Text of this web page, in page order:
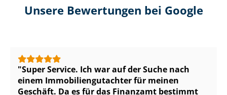
Unsere Bewertungen bei Google
Super Service. Ich war auf der Suche nach
einem Im­mo­bi­li­en­gut­ach­ter für meinen
Geschäft. Da es für das Finanzamt bestimmt